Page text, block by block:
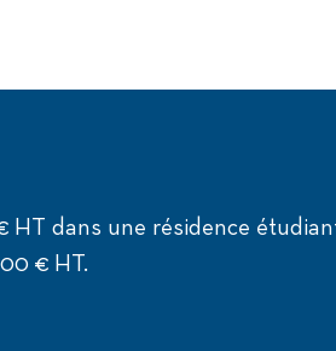
HT dans une résidence
€ HT.